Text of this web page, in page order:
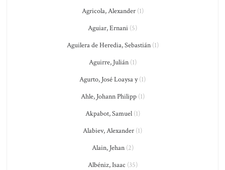
Agricola, Alexander(1)
Aguiar, Ernani (5)
Aguilera de Heredia, Sebastián(1)
Aguirre, Julián(1)
Agurto, José Loaysa y(1)
Ahle, Johann Philipp(1)
Akpabot, Samuel(1)
Alabiev, Alexander (1)
Alain, Jehan(2)
Albéniz, Isaac (35)